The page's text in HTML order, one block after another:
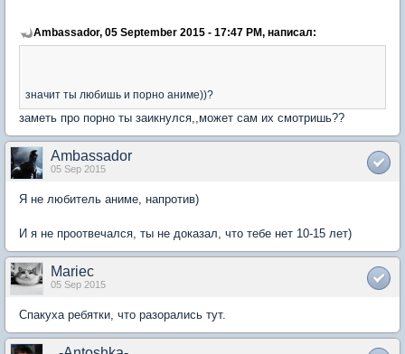
Ambassador, 05 September 2015 - 17:47 PM, написал:
значит ты любишь и порно аниме))?
заметь про порно ты заикнулся,,может сам их смотришь??
Ambassador
05 Sep 2015
Я не любитель аниме, напротив)
И я не проотвечался, ты не доказал, что тебе нет 10-15 лет)
Mariec
05 Sep 2015
Спакуха ребятки, что разорались тут.